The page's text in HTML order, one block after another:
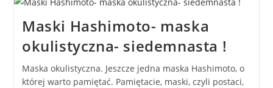
Maski Hashimoto- maska
okulistyczna- siedemnasta !
Maska okulistyczna. Jeszcze jedna maska Hashimoto, o
której warto pamiętać. Pamiętacie, maski, czyli postaci,